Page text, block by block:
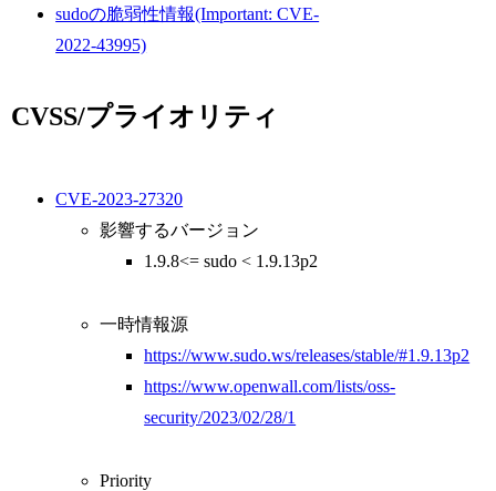
sudoの脆弱性情報(Important: CVE-
2022-43995)
CVSS/プライオリティ
CVE-2023-27320
影響するバージョン
1.9.8<= sudo < 1.9.13p2
一時情報源
https://www.sudo.ws/releases/stable/#1.9.13p2
https://www.openwall.com/lists/oss-
security/2023/02/28/1
Priority